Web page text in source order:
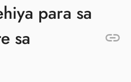
para sa
sa